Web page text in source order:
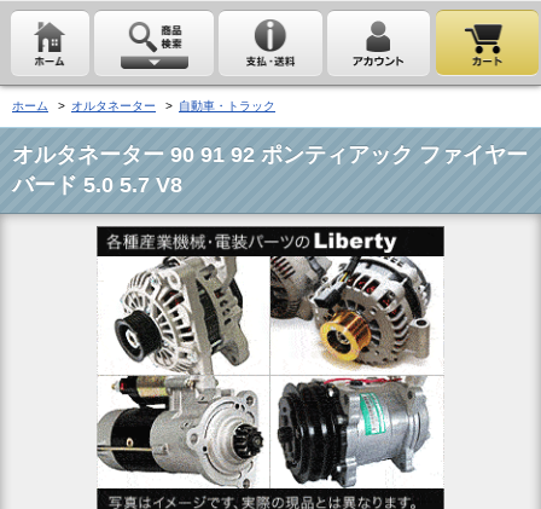
ホーム > オルタネーター > 自動車・トラック
オルタネーター 90 91 92 ポンティアック ファイヤー
バード 5.0 5.7 V8